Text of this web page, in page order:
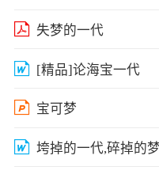
失梦的一代
[精品]论海宝一代
宝可梦
垮掉的一代,碎掉的梦